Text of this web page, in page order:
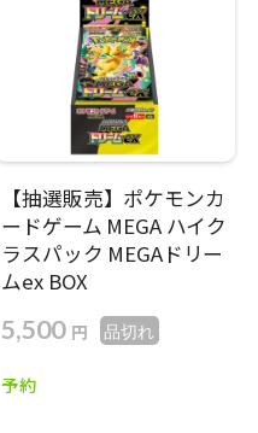
【抽選販売】ポケモンカ
ードゲーム MEGA ハイク
ラスパック MEGAドリー
ムex BOX
5,500 円 品切れ
予約